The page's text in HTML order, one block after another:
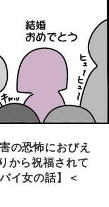
の恐怖におびえ
から祝福されて
イ女の話】＜